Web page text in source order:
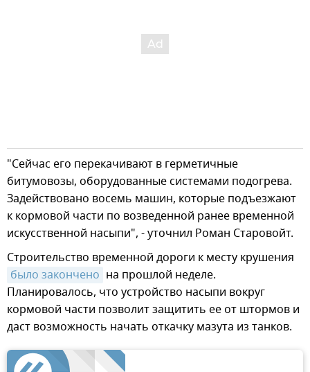
"Сейчас его перекачивают в герметичные
битумовозы, оборудованные системами подогрева.
Задействовано восемь машин, которые подъезжают
к кормовой части по возведенной ранее временной
искусственной насыпи", - уточнил Роман Старовойт.
Строительство временной дороги к месту крушения
было закончено на прошлой неделе.
Планировалось, что устройство насыпи вокруг
кормовой части позволит защитить ее от штормов и
даст возможность начать откачку мазута из танков.